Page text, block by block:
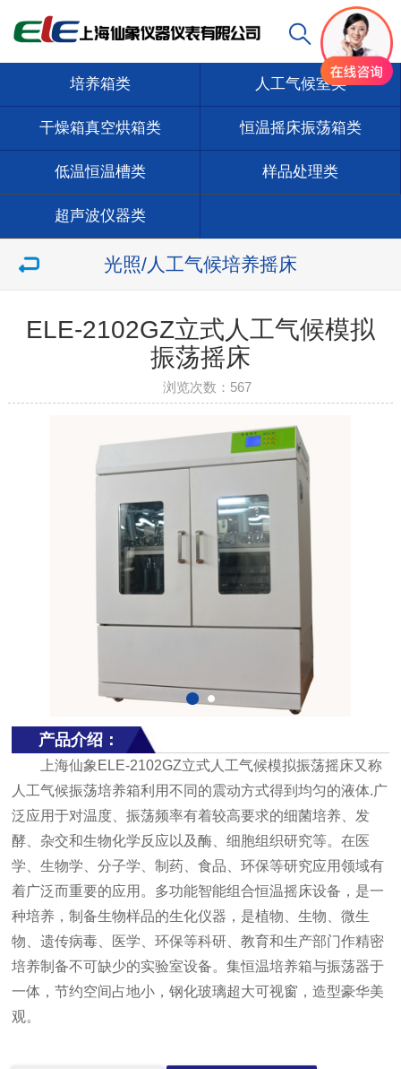
培养箱类 人工气候室类
干燥箱真空烘箱类 恒温摇床振荡箱类
低温恒温槽类 样品处理类
超声波仪器类
光照/人工气候培养摇床
ELE-2102GZ立式人工气候模拟
振荡摇床
浏览次数： 567
产品介绍：
上海仙象ELE-2102GZ立式人工气候模拟振荡摇床又称
人工气候振荡培养箱利用不同的震动方式得到均匀的液体.广
泛应用于对温度、振荡频率有着较高要求的细菌培养、发
酵、杂交和生物化学反应以及酶、细胞组织研究等。在医
学、生物学、分子学、制药、食品、环保等研究应用领域有
着广泛而重要的应用。多功能智能组合恒温摇床设备，是一
种培养，制备生物样品的生化仪器，是植物、生物、微生
物、遗传病毒、医学、环保等科研、教育和生产部门作精密
培养制备不可缺少的实验室设备。集恒温培养箱与振荡器于
一体，节约空间占地小，钢化玻璃超大可视窗，造型豪华美
观。